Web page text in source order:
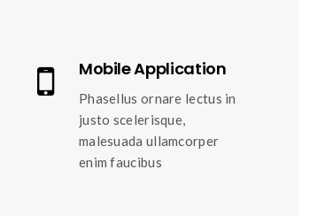
Mobile Application
Phasellus ornare lectus in
justo scelerisque,
malesuada ullamcorper
enim faucibus